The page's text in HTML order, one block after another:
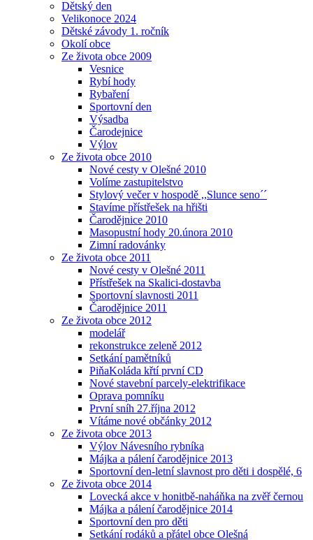
Dětský den
Velikonoce 2024
Dětské závody 1. ročník
Okolí obce
Ze života obce 2009
Vesnice
Rybí hody
Rybaření
Sportovní den
Výsadba
Čarodejnice
Výlov
Ze života obce 2010
Nové cesty v Olešné 2010
Volíme zastupitelstvo
Stylový večer v hospodě ,,Slunce seno´´
Stavíme přístřešek na hřišti
Čarodějnice 2010
Masopustní hody 20.února 2010
Zimní radovánky
Ze života obce 2011
Nové cesty v Olešné 2011
Přístřešek na Skalici-dostavba
Sportovní slavnosti 2011
Čarodějnice 2011
Ze života obce 2012
modelář
rekonstrukce zeleně 2012
Setkání pamětníků
PiňaKoláda křtí první CD
Nové stavební parcely-elektrifikace
Oprava pomníku
První sníh 27.října 2012
Vítáme nové občánky 2012
Ze života obce 2013
Výlov Návesního rybníka
Májka a pálení čarodějnice 2013
Sportovní den-letní slavnost pro děti i dospělé, 6
Ze života obce 2014
Lovecká akce v honitbě-naháňka na zvěř černou
Májka a pálení čarodějnice 2014
Sportovní den pro děti
Setkání rodáků a přátel obce Olešná